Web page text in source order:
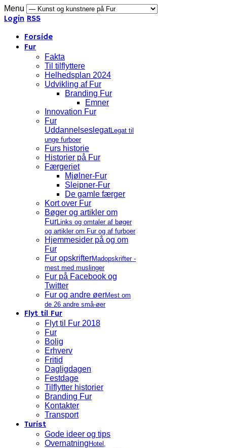
Menu
Login RSS
Forside
Fur
Fakta
Til tilflyttere
Helhedsplan 2024
Udvikling af Fur
Branding Fur
Emner
Innovation Fur
Fur
UddannelseslegatLegat til
unge furboer
Furs historie
Historier på Fur
Færgeriet
Mjølner-Fur
Sleipner-Fur
De gamle færger
Kort over Fur
Bøger og artikler om
FurLinks og omtaler af bøger
og artikler om Fur og af furboer
Hjemmesider på og om
Fur
Fur opskrifterMadopskrifter -
mest med muslinger
Fur på Facebook og
Twitter
Fur og andre øerMest om
de 26 andre små-øer
Flyt til Fur
Flyt til Fur 2018
Fur
Bolig
Erhverv
Fritid
Dagligdagen
Festdage
Tilflytter historier
Branding Fur
Kontakter
Transport
Turist
Gode ideer og tips
Overnatning Hotel,